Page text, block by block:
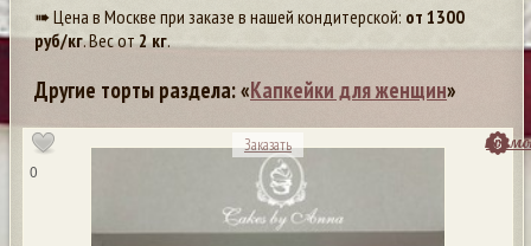
➠ Цена в Москве при заказе в нашей кондитерской: от 1300
руб/кг. Вес от2 кг.
Другие торты раздела: «Капкейки для женщин»
0
Заказать